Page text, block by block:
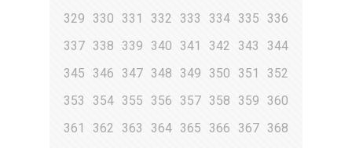
329
330 331 332 333 334 335
336
337 338 339 340 341 342 343
344
345
346 347 348 349 350 351
352
353
354 355 356 357 358 359 360
361
362 363 364 365 366 367 368